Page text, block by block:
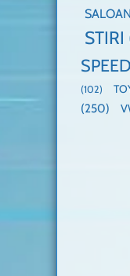
STIRI
SPEED
(102)
(250)